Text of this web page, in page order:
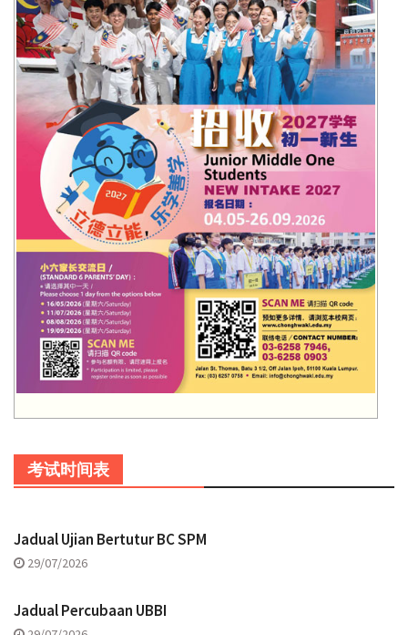
考试时间表
Jadual Ujian Bertutur BC SPM
29/07/2026
Jadual Percubaan UBBI